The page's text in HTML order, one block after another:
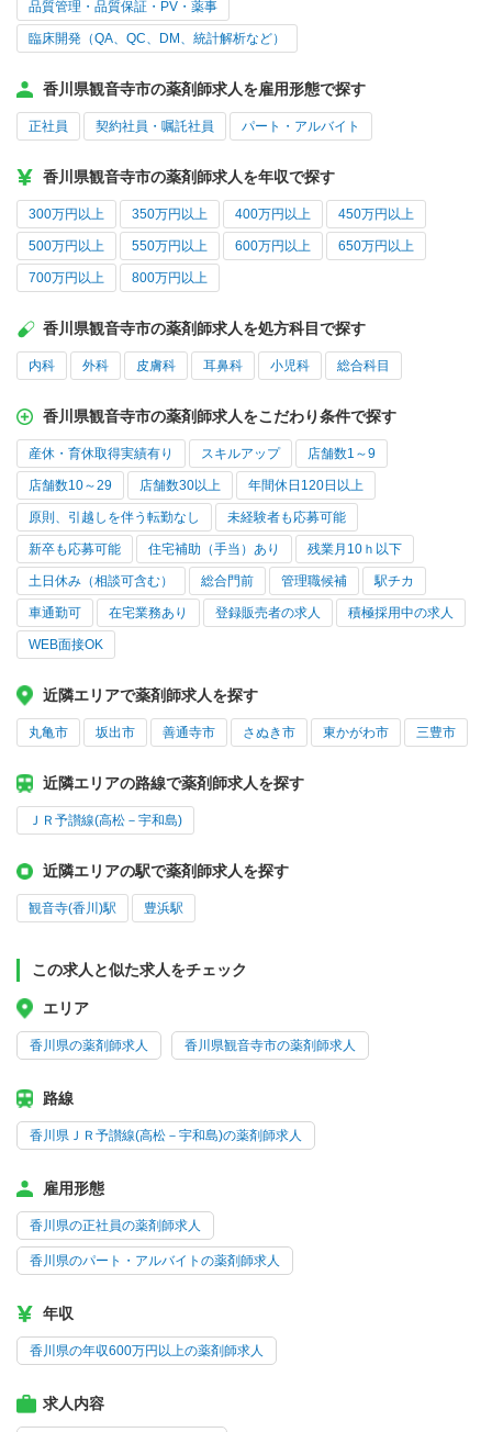
品質管理・品質保証・PV・薬事
臨床開発（QA、QC、DM、統計解析など）
香川県観音寺市の薬剤師求人を雇用形態で探す
正社員 契約社員・嘱託社員 パート・アルバイト
香川県観音寺市の薬剤師求人を年収で探す
300万円以上 350万円以上 400万円以上 450万円以上
500万円以上 550万円以上 600万円以上 650万円以上
700万円以上 800万円以上
香川県観音寺市の薬剤師求人を処方科目で探す
内科 外科 皮膚科 耳鼻科 小児科 総合科目
香川県観音寺市の薬剤師求人をこだわり条件で探す
産休・育休取得実績有り スキルアップ 店舗数1～9
店舗数10～29 店舗数30以上 年間休日120日以上
原則、引越しを伴う転勤なし 未経験者も応募可能
新卒も応募可能 住宅補助（手当）あり 残業月10ｈ以下
土日休み（相談可含む） 総合門前 管理職候補 駅チカ
車通勤可 在宅業務あり 登録販売者の求人 積極採用中の求人
WEB面接OK
近隣エリアで薬剤師求人を探す
丸亀市 坂出市 善通寺市 さぬき市 東かがわ市 三豊市
近隣エリアの路線で薬剤師求人を探す
ＪＲ予讃線(高松－宇和島)
近隣エリアの駅で薬剤師求人を探す
観音寺(香川)駅 豊浜駅
この求人と似た求人をチェック
エリア
香川県の薬剤師求人 香川県観音寺市の薬剤師求人
路線
香川県ＪＲ予讃線(高松－宇和島)の薬剤師求人
雇用形態
香川県の正社員の薬剤師求人
香川県のパート・アルバイトの薬剤師求人
年収
香川県の年収600万円以上の薬剤師求人
求人内容